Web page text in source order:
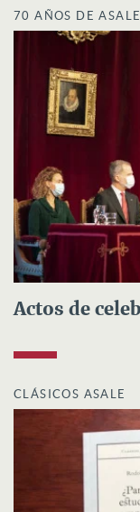
70 AÑOS DE ASALE
Actos de
CLÁSICOS ASALE